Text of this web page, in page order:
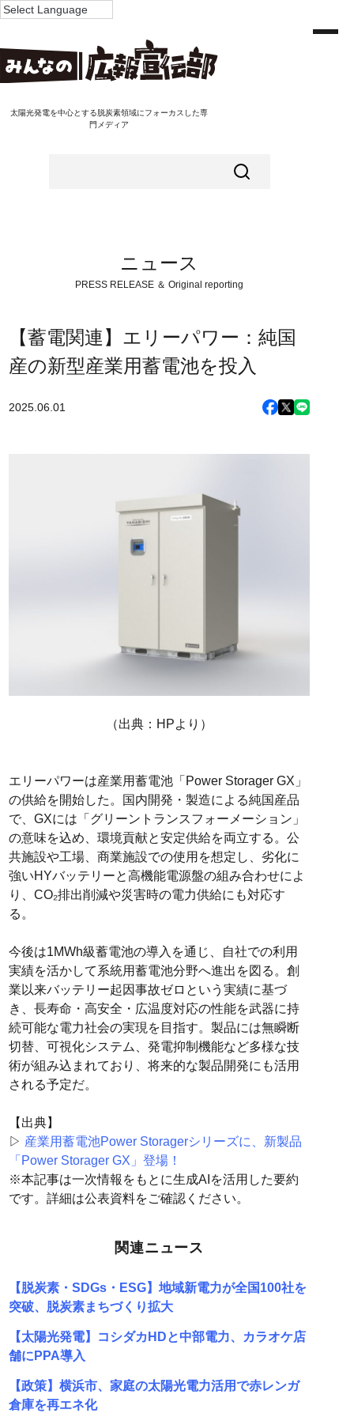
太陽光発電を中心とする脱炭素領域にフォーカスした専
門メディア
ニュース
PRESS RELEASE ＆ Original reporting
【蓄電関連】エリーパワー：純国
産の新型産業用蓄電池を投入
2025.06.01
（出典：HPより）
エリーパワーは産業用蓄電池「Power Storager GX」
の供給を開始した。国内開発・製造による純国産品
で、GXには「グリーントランスフォーメーション」
の意味を込め、環境貢献と安定供給を両立する。公
共施設や工場、商業施設での使用を想定し、劣化に
強いHYバッテリーと高機能電源盤の組み合わせによ
り、CO₂排出削減や災害時の電力供給にも対応す
る。
今後は1MWh級蓄電池の導入を通じ、自社での利用
実績を活かして系統用蓄電池分野へ進出を図る。創
業以来バッテリー起因事故ゼロという実績に基づ
き、長寿命・高安全・広温度対応の性能を武器に持
続可能な電力社会の実現を目指す。製品には無瞬断
切替、可視化システム、発電抑制機能など多様な技
術が組み込まれており、将来的な製品開発にも活用
される予定だ。
【出典】
▷ 産業用蓄電池Power Storagerシリーズに、新製品
「Power Storager GX」登場！
※本記事は一次情報をもとに生成AIを活用した要約
です。詳細は公表資料をご確認ください。
関連ニュース
【脱炭素・SDGs・ESG】地域新電力が全国100社を
突破、脱炭素まちづくり拡大
【太陽光発電】コシダカHDと中部電力、カラオケ店
舗にPPA導入
【政策】横浜市、家庭の太陽光電力活用で赤レンガ
倉庫を再エネ化